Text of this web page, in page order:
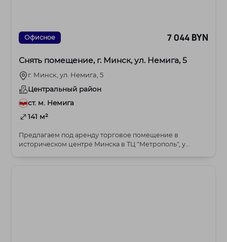
Офисное 7 044 BYN
Снять помещение, г. Минск, ул. Немига, 5
г. Минск, ул. Немига, 5
Центральный район
ст. м. Немига
141 м²
Предлагаем под аренду торговое помещение в
историческом центре Минска в ТЦ "Метрополь", у...